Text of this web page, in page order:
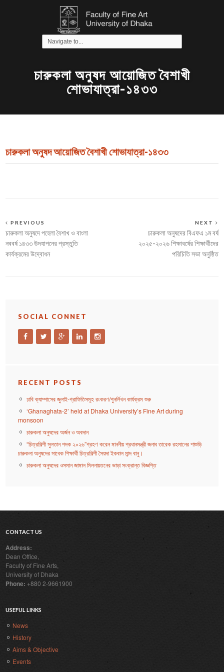
চারুকলা অনুষদ আয়োজিত বৈশাখী
শোভাযাত্রা-১৪৩৩
চারুকলা অনুষদ আয়োজিত বৈশাখী শোভাযাত্রা-১৪৩৩
PREVIOUS
চারুকলা অনুষদে পহেলা বৈশাখ ও বাংলা
নববর্ষ ১৪৩৩ উদযাপনের প্রস্তুতি
কার্যক্রমের উদ্বোধন
NEXT
চারুকলা অনুষদের বিএফএ ১ম বর্ষ
২০২৫-২০২৬ শিক্ষাবর্ষের শিক্ষার্থীদের
পরিচিতি সভা অনুষ্ঠিত
SOCIAL CONNET
RECENT POSTS
ঢাবি ক্যাম্পাসের জুলাই-গ্রাফিতিসমূহ রংকরণ/পুনর্লিখন কার্যক্রম শুরু
‘Ghanaghata-2’ held at Dhaka University’s Fine Art during
monsoon
চারুকলা অনুষদের অর্জন ও অবদান
“চিত্রশিল্পী সুলতান পদক ২০২৬”গ্রহণ করেন মাননীয় প্রধানমন্ত্রী জনাব তারেক রহমানের শাশুড়ি
চারুকলা অনুষদের সাবেক শিক্ষার্থী চিত্রশিল্পী সৈয়দা ইকবাল মান্দ বানু।
চারুকলা অনুষদের ওসমান জামাল মিলনায়তনের ভাড়া সংক্রান্ত বিজ্ঞপ্তি
CONTACT US
Address:
Dean Office,
Faculty of Fine Arts,
University of Dhaka
Phone: +880 2-9661900
USEFUL LINKS
News
History
Aims & Objective
Events